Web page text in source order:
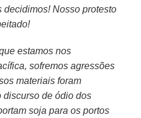
decidimos! Nosso protesto
estamos nos
sofremos agressões
materiais foram
discurso de ódio dos
soja para os portos